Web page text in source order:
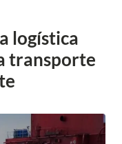
logística
transporte